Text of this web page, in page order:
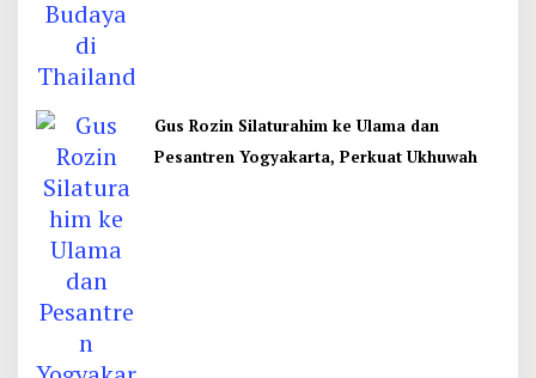
Gus Rozin Silaturahim ke Ulama dan
Pesantren Yogyakarta, Perkuat Ukhuwah